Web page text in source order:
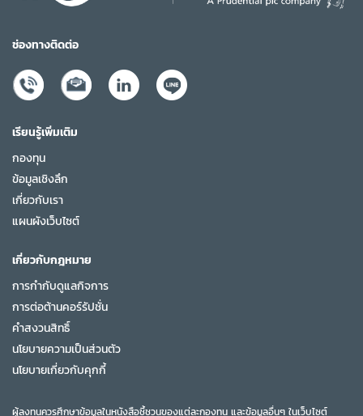
ช่องทางติดต่อ
เรียนรู้เพิ่มเติม
กองทุน
ข้อมูลเชิงลึก
เกี่ยวกับเรา
แผนผังเว็บไซต์
เกี่ยวกับกฎหมาย
การกำกับดูแลกิจการ
การต่อต้านคอร์รัปชั่น
คำสงวนสิทธิ์
นโยบายความเป็นส่วนตัว
นโยบายเกี่ยวกับคุกกี้
ผู้ลงทุนควรศึกษาข้อมูลในหนังสือชี้ชวนของแต่ละกองทุน และข้อมูลอื่นๆ ในเว็บไซต์